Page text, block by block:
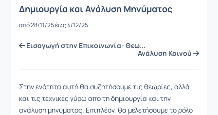
Δημιουργία και Ανάλυση Μηνύματος
από 28/11/25 έως 4/12/25
Εισαγωγή στην Επικοινωνία- Θεω...
Ανάλυση Κοινού
Στην ενότητα αυτή θα συζητήσουμε τις θεωρίες, αλλά
και τις τεχνικές γύρω από τη δημιουργία και την
ανάλυση μηνύματος. Επιπλέον, θα μελετήσουμε το ρόλο